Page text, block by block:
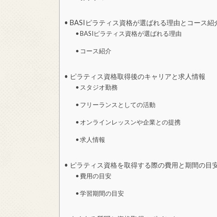
BASIピラティス資格が選ばれる理由とコース紹
BASIピラティス資格が選ばれる理由
コース紹介
ピラティス資格取得後のキャリアと求人情報
スタジオ勤務
フリーランスとしての活動
オンラインレッスンや企業との提携
求人情報
ピラティス資格を取得する際の費用と期間の目
費用の目安
学習期間の目安